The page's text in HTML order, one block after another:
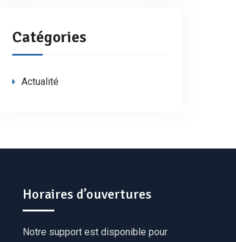
Catégories
Actualité
Horaires d’ouvertures
Notre support est disponible pour